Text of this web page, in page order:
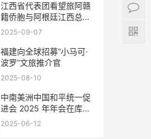
江西省代表团看望旅阿赣
籍侨胞与阿根廷江西总商
会座谈
2025-09-07
福建向全球招募“小马可·
波罗”文旅推介官
2025-08-10
中南美洲中国和平统一促
进会 2025 年年会在库拉
索圆满举行，共绘反“独”
2025-06-12